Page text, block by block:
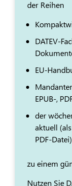
der Reihen
DATEV-
EU-
EPUB-,
der
aktuell
PDF-Datei)
zu einem
Nutzen Sie